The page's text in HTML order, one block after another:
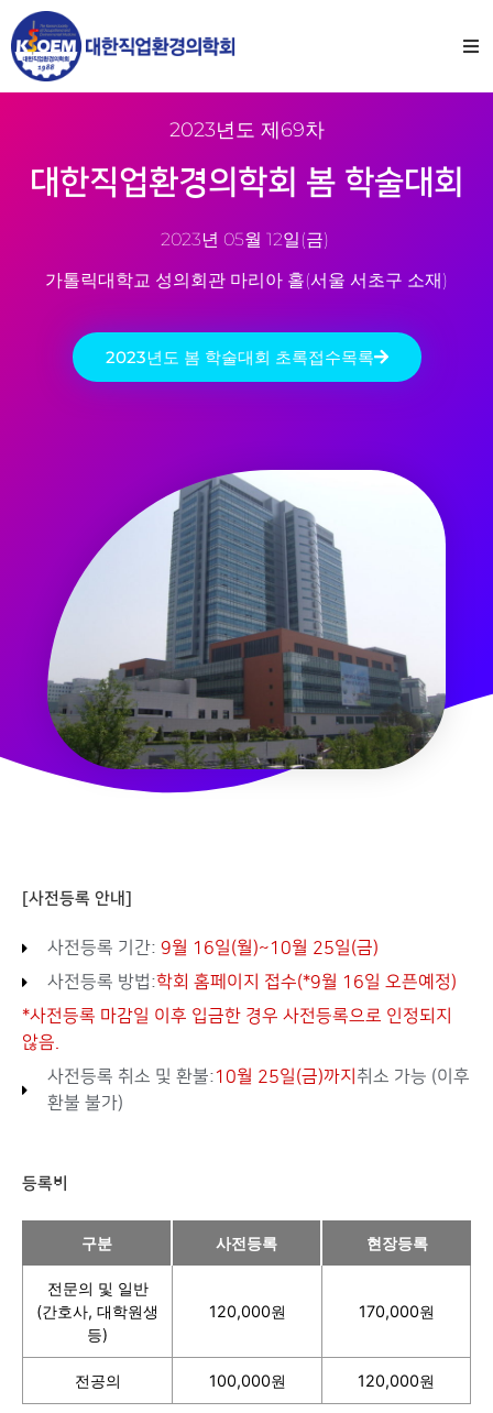
2023년도 제69차
대한직업환경의학회 봄 학술대회
2023년 05월 12일(금)
가톨릭대학교 성의회관 마리아 홀(서울 서초구 소재)
2023년도 봄 학술대회 초록접수목록
[사전등록 안내]
사전등록 기간: 9월 16일(월)~10월 25일(금)
사전등록 방법:학회 홈페이지 접수(*9월 16일 오픈예정)
*사전등록 마감일 이후 입금한 경우 사전등록으로 인정되지
않음.
사전등록 취소 및 환불:10월 25일(금)까지 취소 가능 (이후
환불 불가)
등록비
구분 사전등록 현장등록
전문의 및 일반
(간호사, 대학원생
등)
120,000원 170,000원
전공의 100,000원 120,000원